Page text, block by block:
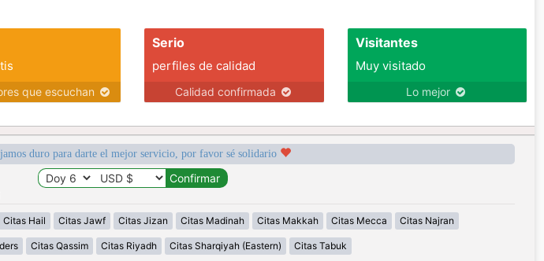
que escuchan
Serio
perfiles de calidad
Calidad confirmada
Visitantes
Muy visitado
Lo mejor
duro para darte el mejor servicio, por favor sé solidario
Citas Hail Citas Jawf Citas Jizan Citas Madinah Citas Makkah Citas Mecca Citas Najran
Citas Qassim Citas Riyadh Citas Sharqiyah (Eastern) Citas Tabuk